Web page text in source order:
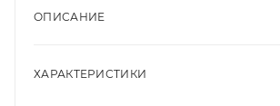
ОПИСАНИЕ
ХАРАКТЕРИСТИКИ